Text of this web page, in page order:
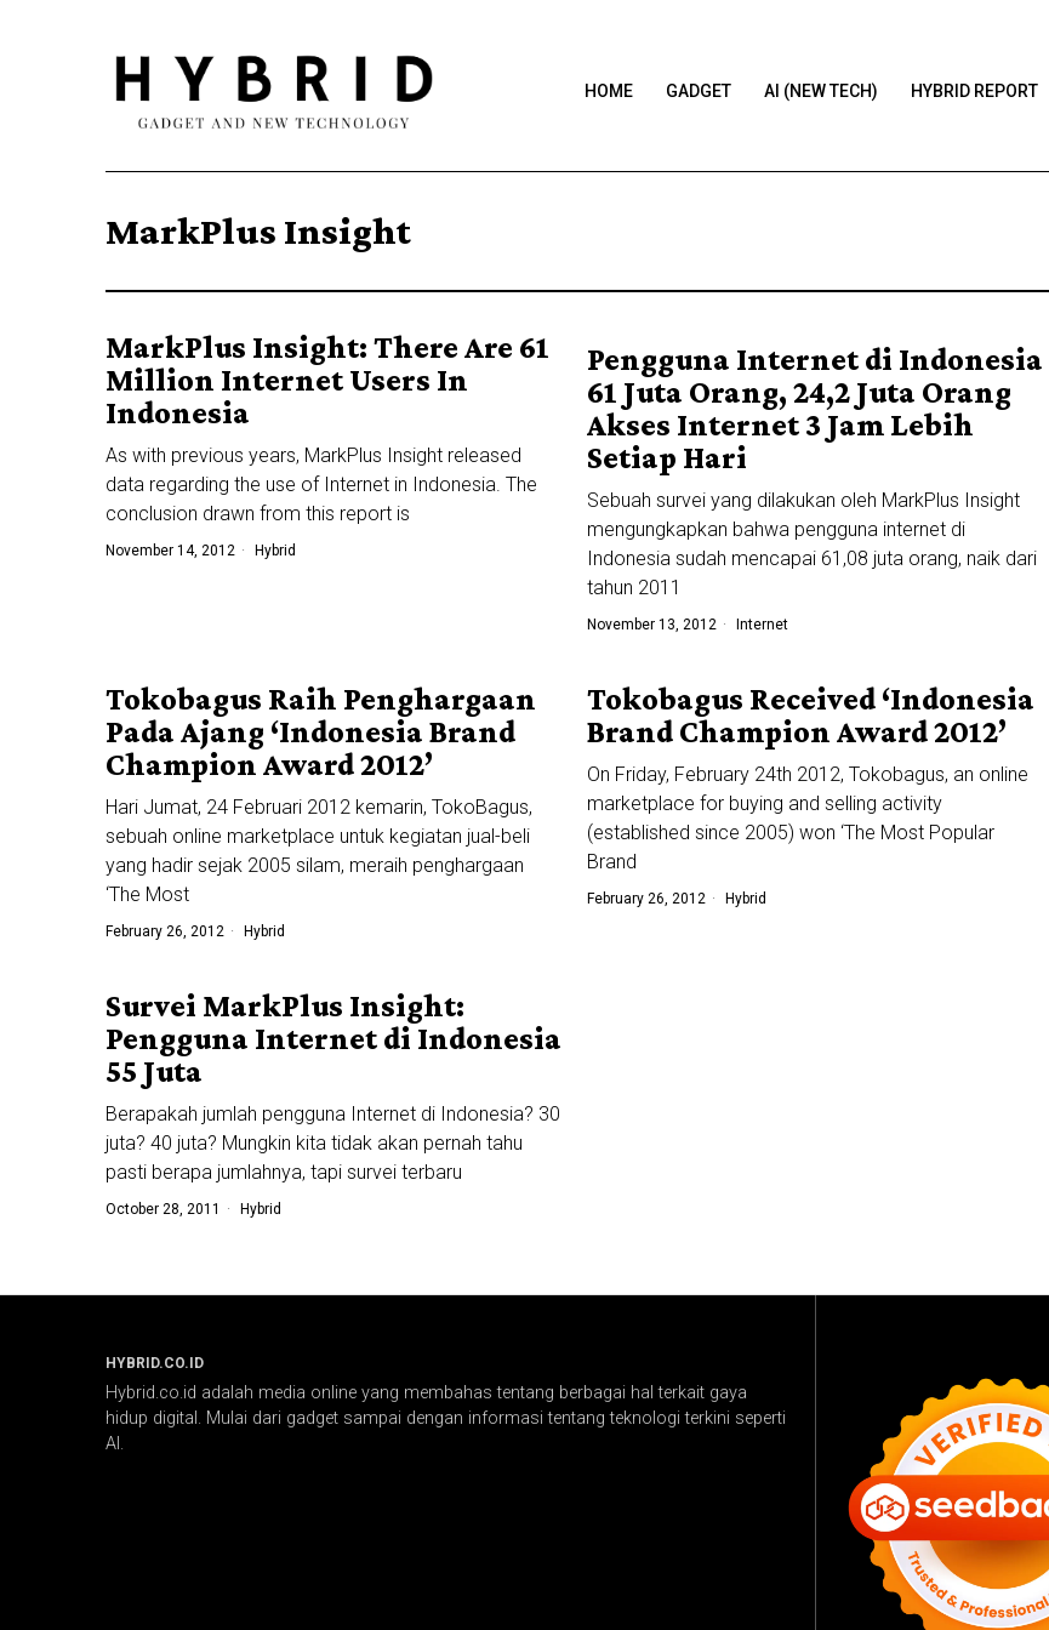
HOME GADGET AI (NEW TECH) HYBRID REPORT
MarkPlus Insight
MarkPlus Insight: There Are 61
Million Internet Users In
Indonesia
As with previous years, MarkPlus Insight released
data regarding the use of Internet in Indonesia. The
conclusion drawn from this report is
November 14, 2012 Hybrid
Pengguna Internet di Indonesia
61 Juta Orang, 24,2 Juta Orang
Akses Internet 3 Jam Lebih
Setiap Hari
Sebuah survei yang dilakukan oleh MarkPlus Insight
mengungkapkan bahwa pengguna internet di
Indonesia sudah mencapai 61,08 juta orang, naik dari
tahun 2011
November 13, 2012 Internet
Tokobagus Raih Penghargaan
Pada Ajang ‘Indonesia Brand
Champion Award 2012’
Hari Jumat, 24 Februari 2012 kemarin, TokoBagus,
sebuah online marketplace untuk kegiatan jual-beli
yang hadir sejak 2005 silam, meraih penghargaan
‘The Most
February 26, 2012 Hybrid
Tokobagus Received ‘Indonesia
Brand Champion Award 2012’
On Friday, February 24th 2012, Tokobagus, an online
marketplace for buying and selling activity
(established since 2005) won ‘The Most Popular
Brand
February 26, 2012 Hybrid
Survei MarkPlus Insight:
Pengguna Internet di Indonesia
55 Juta
Berapakah jumlah pengguna Internet di Indonesia? 30
juta? 40 juta? Mungkin kita tidak akan pernah tahu
pasti berapa jumlahnya, tapi survei terbaru
October 28, 2011 Hybrid
HYBRID.CO.ID
Hybrid.co.id adalah media online yang membahas tentang berbagai hal terkait gaya
hidup digital. Mulai dari gadget sampai dengan informasi tentang teknologi terkini seperti
AI.